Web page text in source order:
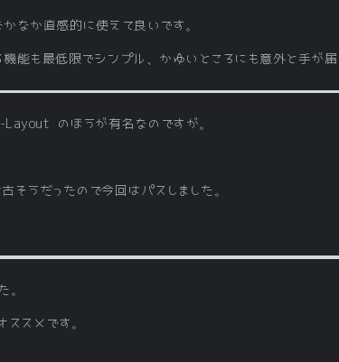
なか直感的に使えて良いです。
能も最低限でシンプル、かゆいところにも意外と手が届
のほうが有名なのですが。
そうだったので今回はパスしました。
。
スメです。